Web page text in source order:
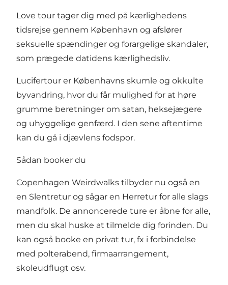
Love tour tager dig med på kærlighedens
tidsrejse gennem København og afslører
seksuelle spændinger og forargelige skandaler,
som prægede datidens kærlighedsliv.
Lucifertour er Københavns skumle og okkulte
byvandring, hvor du får mulighed for at høre
grumme beretninger om satan, heksejægere
og uhyggelige genfærd. I den sene aftentime
kan du gå i djævlens fodspor.
Sådan booker du
Copenhagen Weirdwalks tilbyder nu også en
en Slentretur og sågar en Herretur for alle slags
mandfolk. De annoncerede ture er åbne for alle,
men du skal huske at tilmelde dig forinden. Du
kan også booke en privat tur, fx i forbindelse
med polterabend, firmaarrangement,
skoleudflugt osv.